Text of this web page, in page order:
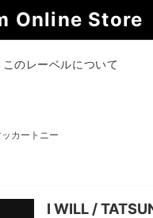
Online Store
このレーベルについて
カートニー
I WILL /